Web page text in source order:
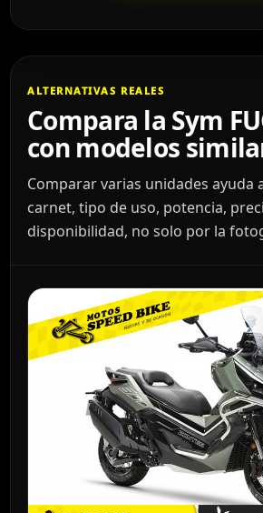
ALTERNATIVAS REALES
Compara la Sym
con modelos
Comparar varias unidades ayuda
carnet, tipo de uso, potencia,
disponibilidad, no solo por la